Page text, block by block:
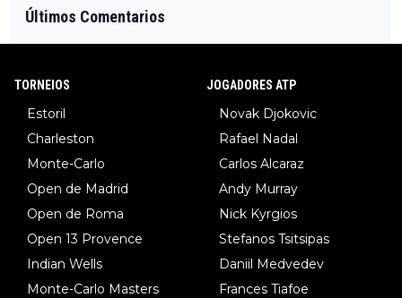
Últimos Comentarios
TORNEIOS
Estoril
Charleston
Monte-Carlo
Open de Madrid
Open de Roma
Open 13 Provence
Indian Wells
Monte-Carlo Masters
JOGADORES ATP
Novak Djokovic
Rafael Nadal
Carlos Alcaraz
Andy Murray
Nick Kyrgios
Stefanos Tsitsipas
Daniil Medvedev
Frances Tiafoe